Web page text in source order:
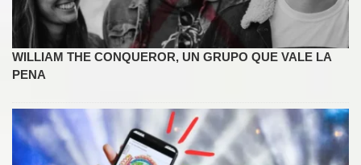
WILLIAM THE CONQUEROR, UN GRUPO QUE VALE LA
PENA